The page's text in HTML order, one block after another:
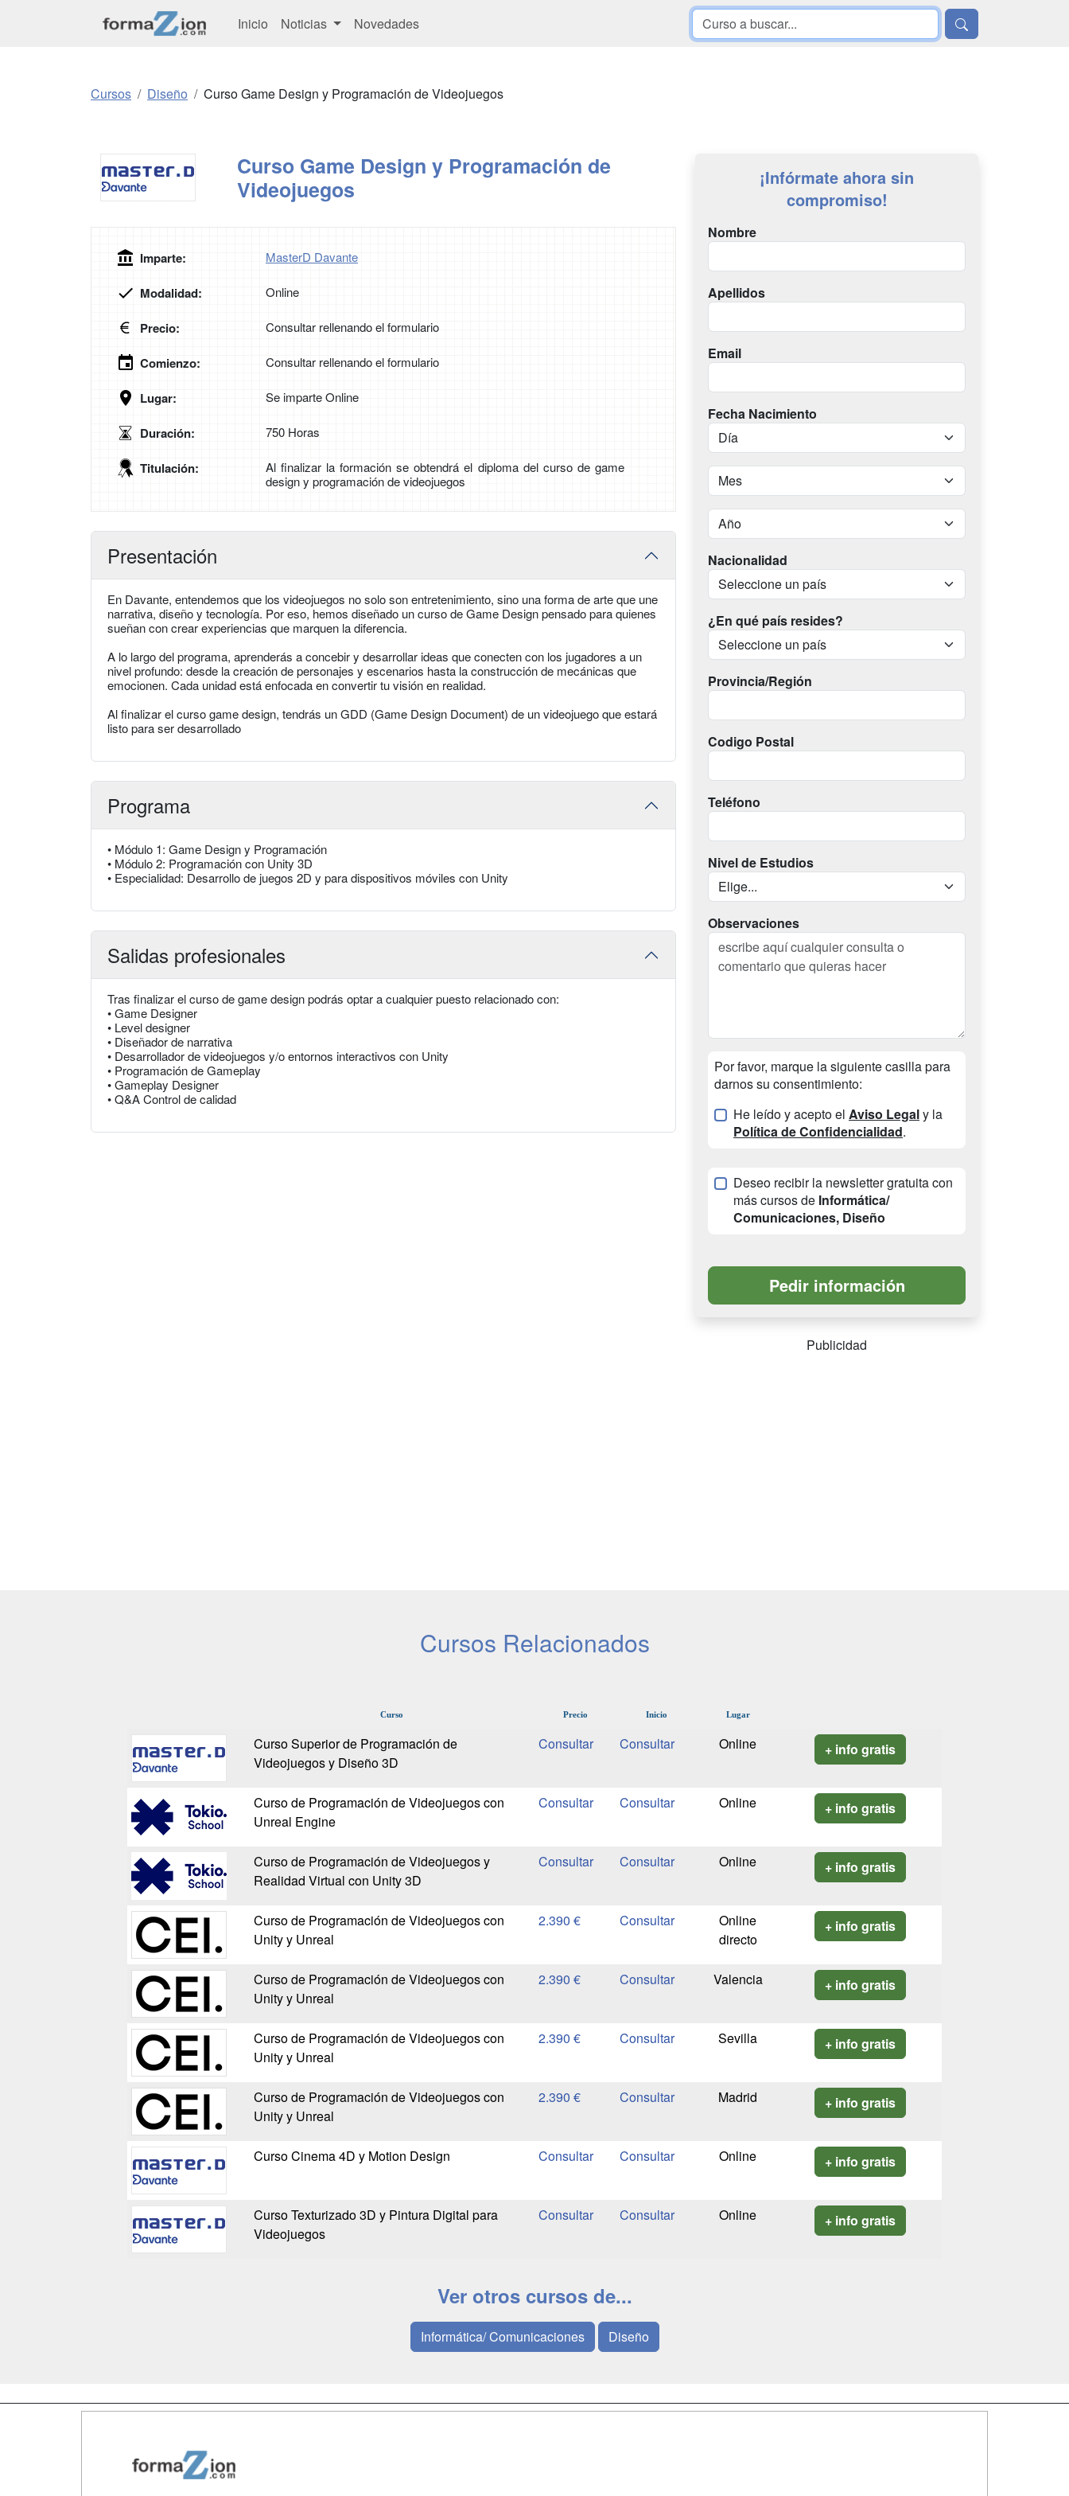
Inicio Noticias Novedades
Cursos Diseño Curso Game Design y Programación de Videojuegos
Curso Game Design y Programación de
Videojuegos
Imparte: MasterD Davante
Modalidad: Online
Precio: Consultar rellenando el formulario
Comienzo: Consultar rellenando el formulario
Lugar: Se imparte Online
Duración: 750 Horas
Titulación:
Al finalizar la formación se obtendrá el diploma del curso de game
design y programación de videojuegos
Presentación
En Davante, entendemos que los videojuegos no solo son entretenimiento, sino una forma de arte que une
narrativa, diseño y tecnología. Por eso, hemos diseñado un curso de Game Design pensado para quienes
sueñan con crear experiencias que marquen la diferencia.
A lo largo del programa, aprenderás a concebir y desarrollar ideas que conecten con los jugadores a un
nivel profundo: desde la creación de personajes y escenarios hasta la construcción de mecánicas que
emocionen. Cada unidad está enfocada en convertir tu visión en realidad.
Al finalizar el curso game design, tendrás un GDD (Game Design Document) de un videojuego que estará
listo para ser desarrollado
Programa
• Módulo 1: Game Design y Programación
• Módulo 2: Programación con Unity 3D
• Especialidad: Desarrollo de juegos 2D y para dispositivos móviles con Unity
Salidas profesionales
Tras finalizar el curso de game design podrás optar a cualquier puesto relacionado con:
• Game Designer
• Level designer
• Diseñador de narrativa
• Desarrollador de videojuegos y/o entornos interactivos con Unity
• Programación de Gameplay
• Gameplay Designer
• Q&A Control de calidad
¡Infórmate ahora sin
compromiso!
Nombre
Apellidos
Email
Fecha Nacimiento
Nacionalidad
¿En qué país resides?
Provincia/Región
Codigo Postal
Teléfono
Nivel de Estudios
Observaciones
Por favor, marque la siguiente casilla para
darnos su consentimiento:
He leído y acepto el Aviso Legaly la
Política de Confidencialidad.
Deseo recibir la newsletter gratuita con
más cursos de Informática/
Comunicaciones, Diseño
Publicidad
Cursos Relacionados
Curso Precio Inicio Lugar
Curso Superior de Programación de
Videojuegos y Diseño 3D
Online + info gratis
Curso de Programación de Videojuegos con
Unreal Engine
Online + info gratis
Curso de Programación de Videojuegos y
Realidad Virtual con Unity 3D
Online + info gratis
Curso de Programación de Videojuegos con
Unity y Unreal
2.390 €
Online
directo
+ info gratis
Curso de Programación de Videojuegos con
Unity y Unreal
2.390 € Valencia + info gratis
Curso de Programación de Videojuegos con
Unity y Unreal
2.390 € Sevilla + info gratis
Curso de Programación de Videojuegos con
Unity y Unreal
2.390 € Madrid + info gratis
Curso Cinema 4D y Motion Design Online + info gratis
Curso Texturizado 3D y Pintura Digital para
Videojuegos
Online + info gratis
Ver otros cursos de...
Informática/ Comunicaciones Diseño